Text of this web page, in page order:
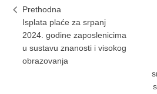
Prethodna
Isplata plaće za srpanj
2024. godine zaposlenicima
u sustavu znanosti i visokog
obrazovanja